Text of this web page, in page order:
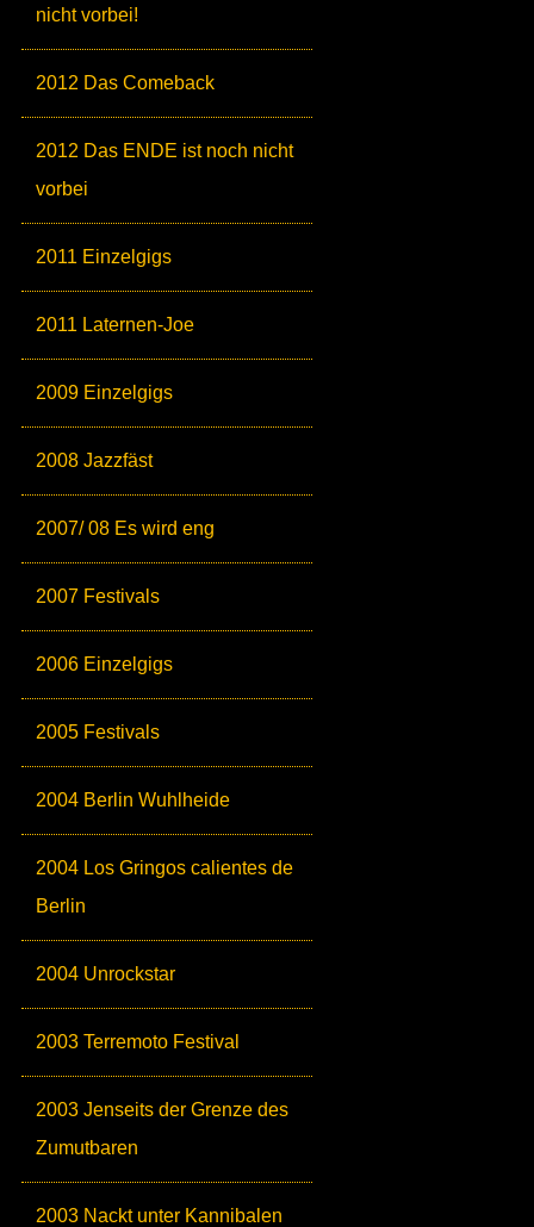
nicht vorbei!
2012 Das Comeback
2012 Das ENDE ist noch nicht
vorbei
2011 Einzelgigs
2011 Laternen-Joe
2009 Einzelgigs
2008 Jazzfäst
2007/ 08 Es wird eng
2007 Festivals
2006 Einzelgigs
2005 Festivals
2004 Berlin Wuhlheide
2004 Los Gringos calientes de
Berlin
2004 Unrockstar
2003 Terremoto Festival
2003 Jenseits der Grenze des
Zumutbaren
2003 Nackt unter Kannibalen